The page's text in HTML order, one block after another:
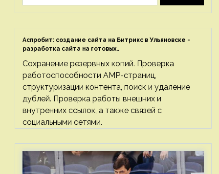
Аспробит: создание сайта на Битрикс в Ульяновске -
разработка сайта на готовых..
Сохранение резервных копий. Проверка
работоспособности AMP-страниц,
структуризации контента, поиск и удаление
дублей. Проверка работы внешних и
внутренних ссылок, а также связей с
социальными сетями.